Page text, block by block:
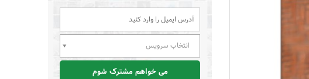
انتخاب سرویس
می خواهم مشترک شوم